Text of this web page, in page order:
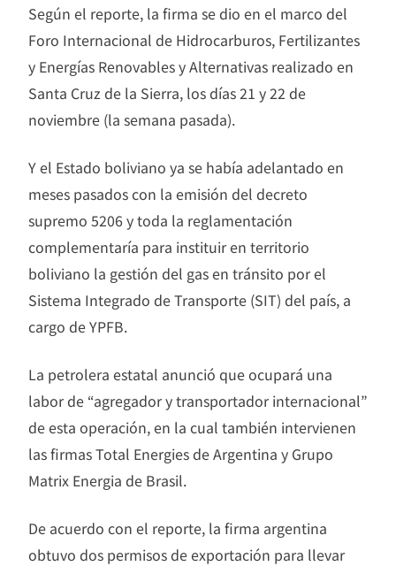
Según el reporte, la firma se dio en el marco del
Foro Internacional de Hidrocarburos, Fertilizantes
y Energías Renovables y Alternativas realizado en
Santa Cruz de la Sierra, los días 21 y 22 de
noviembre (la semana pasada).
Y el Estado boliviano ya se había adelantado en
meses pasados con la emisión del decreto
supremo 5206 y toda la reglamentación
complementaría para instituir en territorio
boliviano la gestión del gas en tránsito por el
Sistema Integrado de Transporte (SIT) del país, a
cargo de YPFB.
La petrolera estatal anunció que ocupará una
labor de “agregador y transportador internacional”
de esta operación, en la cual también intervienen
las firmas Total Energies de Argentina y Grupo
Matrix Energia de Brasil.
De acuerdo con el reporte, la firma argentina
obtuvo dos permisos de exportación para llevar